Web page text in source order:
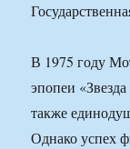
В 1975 году
эпопеи
также
Однако успех